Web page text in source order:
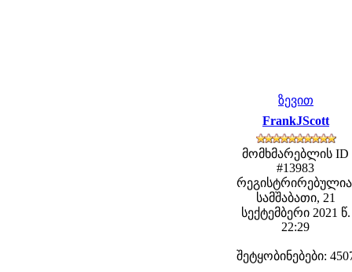
ზევით
FrankJScott
მომხმარებლის ID
#13983
სამშაბათი, 21
სექტემბერი 2021 წ.
22:29
შეტყობინებები: